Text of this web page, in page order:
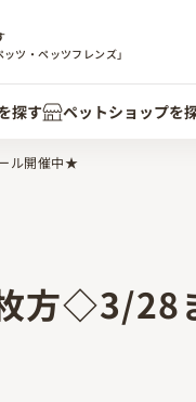
ツ・ペッツフレンズ」
探す ペットショップを
ル開催中★
方◇3/28